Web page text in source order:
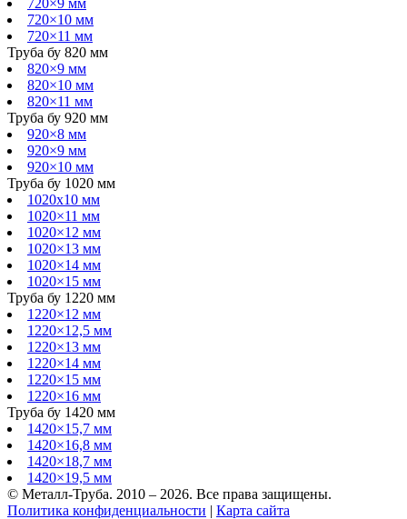
720×10 мм
720×11 мм
Труба бу 820 мм
820×9 мм
820×10 мм
820×11 мм
Труба бу 920 мм
920×8 мм
920×9 мм
920×10 мм
Труба бу 1020 мм
1020х10 мм
1020×11 мм
1020×12 мм
1020×13 мм
1020×14 мм
1020×15 мм
Труба бу 1220 мм
1220×12 мм
1220×12,5 мм
1220×13 мм
1220×14 мм
1220×15 мм
1220×16 мм
Труба бу 1420 мм
1420×15,7 мм
1420×16,8 мм
1420×18,7 мм
1420×19,5 мм
© Металл-Труба. 2010 – 2026. Все права защищены.
Политика конфиденциальности | Карта сайта